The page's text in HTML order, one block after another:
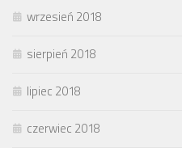
wrzesień 2018
sierpień 2018
lipiec 2018
czerwiec 2018